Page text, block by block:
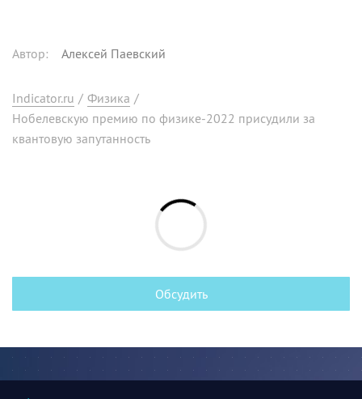
Автор: Алексей Паевский
Indicator.ru / Физика /
Нобелевскую премию по физике-2022 присудили за
квантовую запутанность
Обсудить